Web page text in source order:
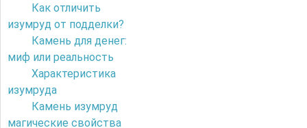
Как отличить
изумруд от подделки?
Камень для денег:
миф или реальность
Характеристика
изумруда
Камень изумруд
магические свойства